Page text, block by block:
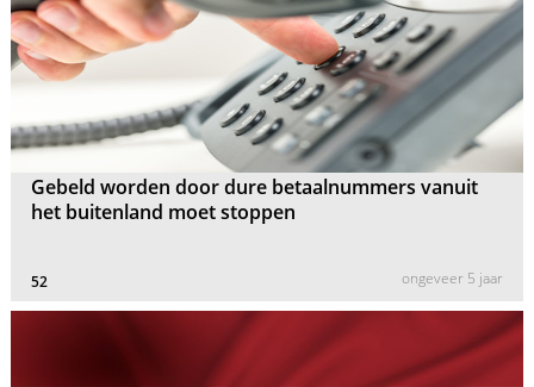
Gebeld worden door dure betaalnummers vanuit
het buitenland moet stoppen
52 ongeveer 5 jaar